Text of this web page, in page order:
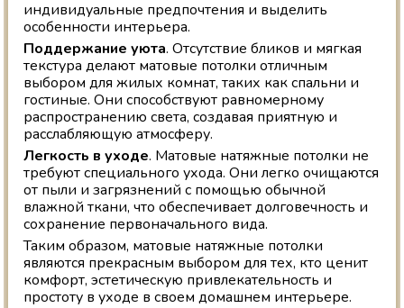
индивидуальные предпочтения и выделить
особенности интерьера.
Поддержание уюта. Отсутствие бликов и мягкая
текстура делают матовые потолки отличным
выбором для жилых комнат, таких как спальни и
гостиные. Они способствуют равномерному
распространению света, создавая приятную и
расслабляющую атмосферу.
Легкость в уходе. Матовые натяжные потолки не
требуют специального ухода. Они легко очищаются
от пыли и загрязнений с помощью обычной
влажной ткани, что обеспечивает долговечность и
сохранение первоначального вида.
Таким образом, матовые натяжные потолки
являются прекрасным выбором для тех, кто ценит
комфорт, эстетическую привлекательность и
простоту в уходе в своем домашнем интерьере.